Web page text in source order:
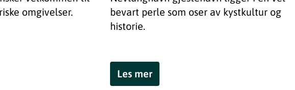
omgivelser.
bevart perle som oser av kystkultur og
historie.
Les mer